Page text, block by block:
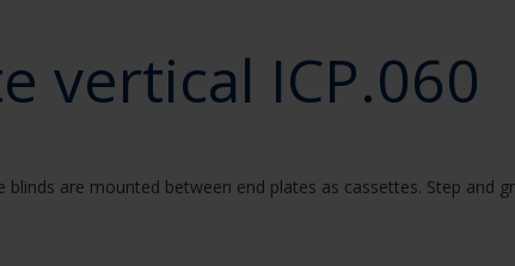
vertical ICP.060
are mounted between end plates as cassettes. Step and